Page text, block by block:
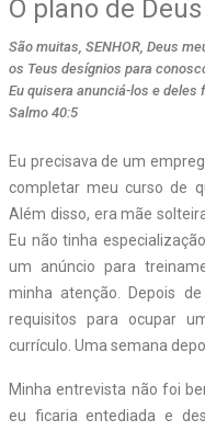
O plano de
São muitas, SENHOR, Deus
os Teus desígnios para
Eu quisera anunciá-los e deles
Salmo 40:5
Eu precisava de um
completar meu curso de
Além disso, era mãe
Eu não tinha
um anúncio para
minha atenção. Depois
requisitos para ocupar
currículo. Uma semana
Minha entrevista não foi
eu ficaria entediada e